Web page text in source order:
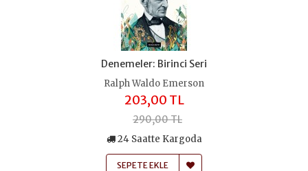
Denemeler: Birinci Seri
Ralph Waldo Emerson
203,00 TL
290,00 TL
24 Saatte Kargoda
SEPETE EKLE